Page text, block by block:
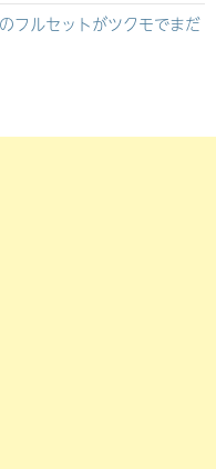
フルセットがツクモでまだ